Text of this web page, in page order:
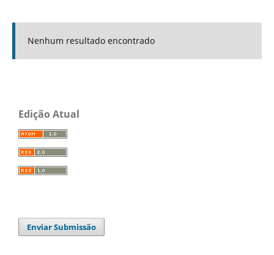
Nenhum resultado encontrado
Edição Atual
Enviar Submissão